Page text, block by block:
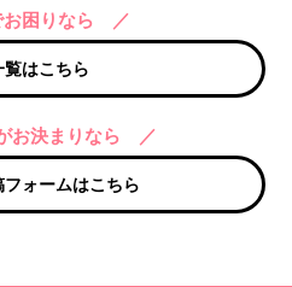
困りなら ／
覧はこちら
お決まりなら ／
ォームはこちら